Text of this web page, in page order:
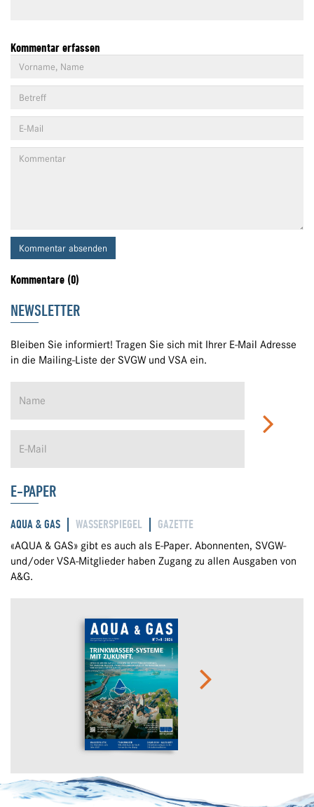
Kommentar erfassen
Kommentar absenden
Kommentare (0)
NEWSLETTER
Bleiben Sie informiert! Tragen Sie sich mit Ihrer E-Mail Adresse
in die Mailing-Liste der SVGW und VSA ein.
E-PAPER
AQUA & GAS WASSERSPIEGEL GAZETTE
«AQUA & GAS» gibt es auch als E-Paper. Abonnenten, SVGW-
und/oder VSA-Mitglieder haben Zugang zu allen Ausgaben von
A&G.